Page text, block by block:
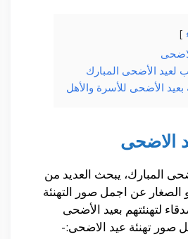
لعيد الأضحى المبارك
بعيد الأضحى للأسرة والأهل
الاضحى
المبارك، يبحث العديد من
الصغار عن اجمل صور التهنئة
لتهنئتهم بعيد الأضحى
صور تهنئة عيد الاضحى:-